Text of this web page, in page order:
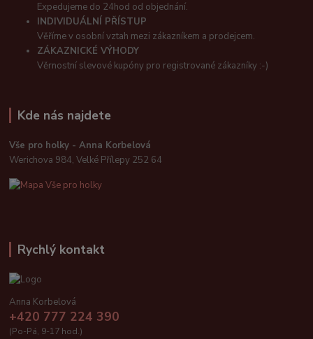
Expedujeme do 24hod od objednání.
INDIVIDUÁLNÍ PŘÍSTUP
Věříme v osobní vztah mezi zákazníkem a prodejcem.
ZÁKAZNICKÉ VÝHODY
Věrnostní slevové kupóny pro registrované zákazníky :-)
Kde nás najdete
Vše pro holky - Anna Korbelová
Werichova 984, Velké Přílepy 252 64
Rychlý kontakt
Anna Korbelová
+420 777 224 390
(Po-Pá, 9-17 hod.)